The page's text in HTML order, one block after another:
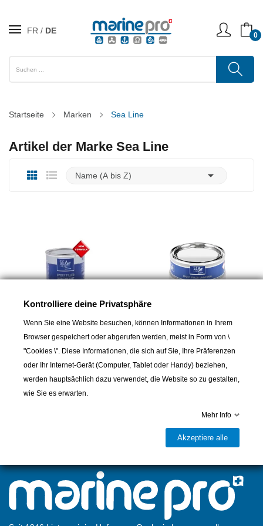
FR DE 0
Startseite Marken Sea Line
Artikel der Marke Sea Line
Name (A bis Z) 
SEA LINE
Sea Line Universal Epoxid
54,00 CHF
SEA LINE
Sea Line Universal Epoxy
Kontrolliere deine Privatsphäre
Wenn Sie eine Website besuchen, können Informationen in Ihrem
Browser gespeichert oder abgerufen werden, meist in Form von \
"Cookies \". Diese Informationen, die sich auf Sie, Ihre Präferenzen
oder Ihr Internet-Gerät (Computer, Tablet oder Handy) beziehen,
werden hauptsächlich dazu verwendet, die Website so zu gestalten,
wie Sie es erwarten.
Mehr Info
Akzeptiere alle